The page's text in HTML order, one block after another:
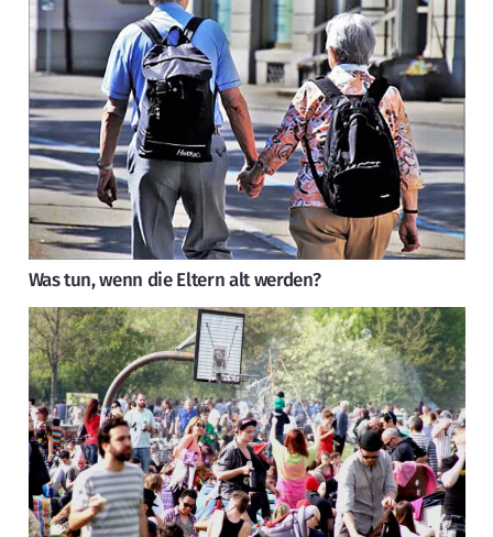
Was tun, wenn die Eltern alt werden?